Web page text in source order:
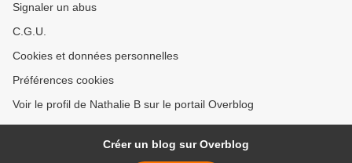
Signaler un abus
C.G.U.
Cookies et données personnelles
Préférences cookies
Voir le profil de Nathalie B sur le portail Overblog
Créer un blog sur Overblog